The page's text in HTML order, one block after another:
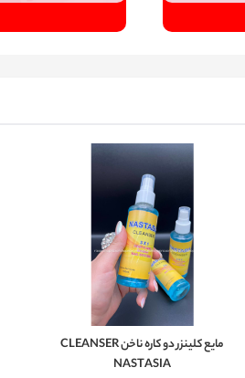
مایع کلینزر دو کاره ناخن CLEANSER
NASTASIA